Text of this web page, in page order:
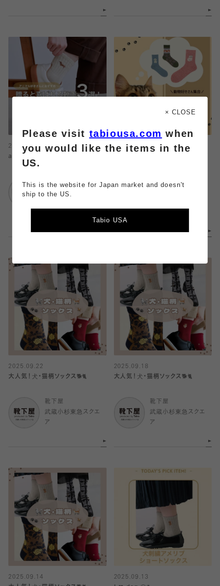
2025.11.13
animal3選！
靴下屋
エスパル仙台
2025.10.27
2025.09.22
大人気！犬・猫柄ソックス🐕🐈
靴下屋
武蔵小杉東急スクエ
ア
2025.09.18
大人気！犬・猫柄ソックス🐕🐈
靴下屋
武蔵小杉東急スクエ
ア
2025.09.14
2025.09.13
× CLOSE
Please visit tabiousa.com when
you would like the items in the
US.
This is the website for Japan market and doesn't
ship to the US.
Tabio USA